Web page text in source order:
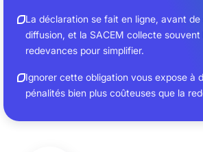
La déclaration se fait en ligne, avant de
diffusion, et la SACEM collecte souvent
redevances pour simplifier.
Ignorer cette obligation vous expose à
pénalités bien plus coûteuses que la